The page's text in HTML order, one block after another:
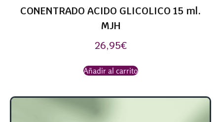
CONENTRADO ACIDO GLICOLICO 15 ml.
MJH
26,95€
Añadir al carrito